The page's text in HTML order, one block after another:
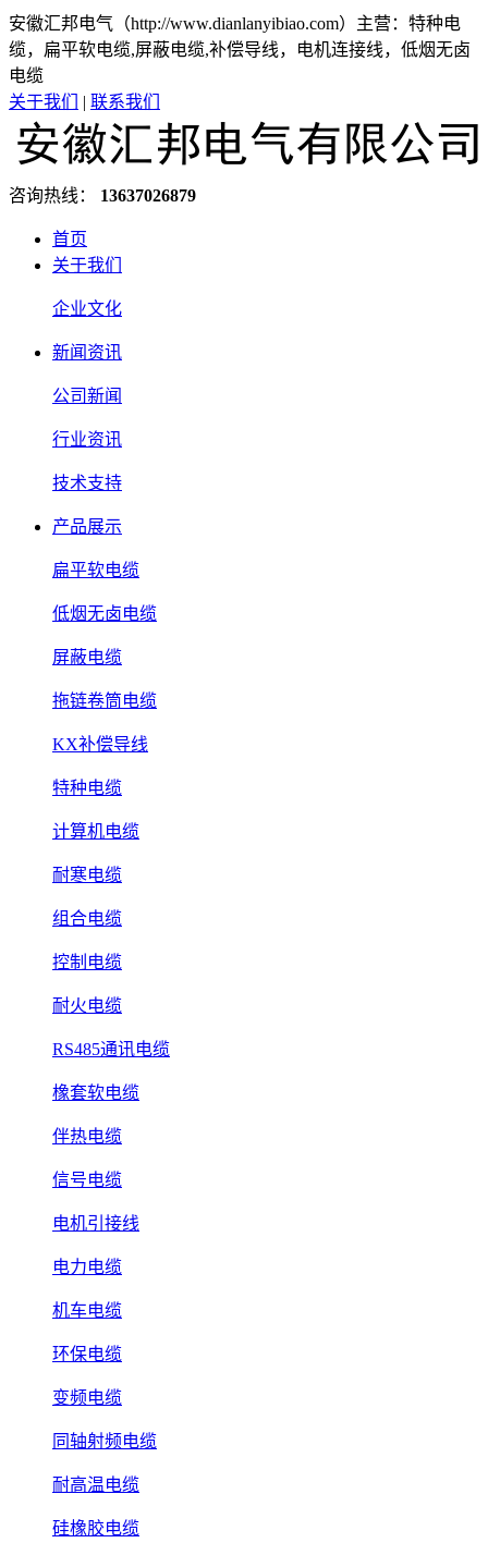
安徽汇邦电气（http://www.dianlanyibiao.com）主营：特种电
缆，扁平软电缆,屏蔽电缆,补偿导线，电机连接线，低烟无卤
电缆
关于我们
| 联系我们
咨询热线： 13637026879
首页
关于我们
企业文化
新闻资讯
公司新闻
行业资讯
技术支持
产品展示
扁平软电缆
低烟无卤电缆
屏蔽电缆
拖链卷筒电缆
KX补偿导线
特种电缆
计算机电缆
耐寒电缆
组合电缆
控制电缆
耐火电缆
RS485通讯电缆
橡套软电缆
伴热电缆
信号电缆
电机引接线
电力电缆
机车电缆
环保电缆
变频电缆
同轴射频电缆
耐高温电缆
硅橡胶电缆